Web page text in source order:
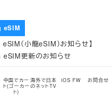
eSIM
（小龍eSIM）お知らせ】
更新のお知らせ
eSIM
中国でカー
ト(ゴーカー
ト)
海外で日本
のネットTV
iOS FW お問合せ